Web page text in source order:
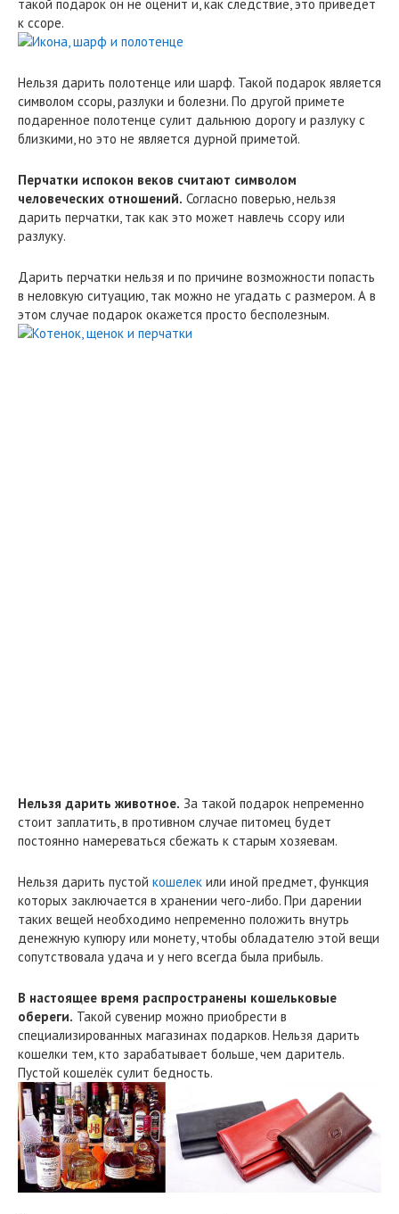
такой подарок он не оценит и, как следствие, это приведёт
к ссоре.
Нельзя дарить полотенце или шарф. Такой подарок является
символом ссоры, разлуки и болезни. По другой примете
подаренное полотенце сулит дальнюю дорогу и разлуку с
близкими, но это не является дурной приметой.
Перчатки испокон веков считают символом
человеческих отношений. Согласно поверью, нельзя
дарить перчатки, так как это может навлечь ссору или
разлуку.
Дарить перчатки нельзя и по причине возможности попасть
в неловкую ситуацию, так можно не угадать с размером. А в
этом случае подарок окажется просто бесполезным.
Нельзя дарить животное. За такой подарок непременно
стоит заплатить, в противном случае питомец будет
постоянно намереваться сбежать к старым хозяевам.
Нельзя дарить пустой кошелек или иной предмет, функция
которых заключается в хранении чего-либо. При дарении
таких вещей необходимо непременно положить внутрь
денежную купюру или монету, чтобы обладателю этой вещи
сопутствовала удача и у него всегда была прибыль.
В настоящее время распространены кошельковые
обереги. Такой сувенир можно приобрести в
специализированных магазинах подарков. Нельзя дарить
кошелки тем, кто зарабатывает больше, чем даритель.
Пустой кошелёк сулит бедность.